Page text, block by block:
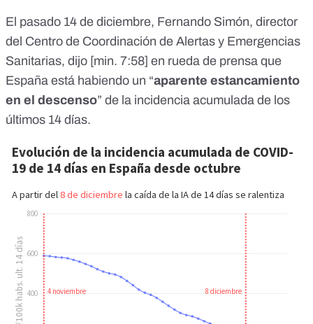
El pasado 14 de diciembre, Fernando Simón, director
del Centro de Coordinación de Alertas y Emergencias
Sanitarias, dijo [min. 7:58] en rueda de prensa que
España está habiendo un “aparente estancamiento
en el descenso” de la incidencia acumulada de los
últimos 14 días.